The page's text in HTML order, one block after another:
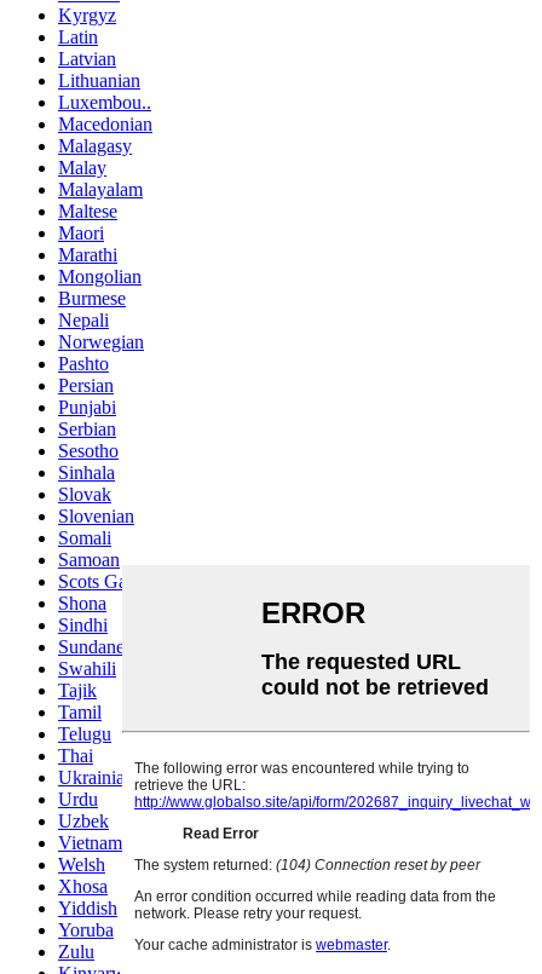
Kyrgyz
Latin
Latvian
Lithuanian
Luxembou..
Macedonian
Malagasy
Malay
Malayalam
Maltese
Maori
Marathi
Mongolian
Burmese
Nepali
Norwegian
Pashto
Persian
Punjabi
Serbian
Sesotho
Sinhala
Slovak
Slovenian
Somali
Samoan
Scots Gaelic
Shona
Sindhi
Sundanese
Swahili
Tajik
Tamil
Telugu
Thai
Ukrainian
Urdu
Uzbek
Vietnamese
Welsh
Xhosa
Yiddish
Yoruba
Zulu